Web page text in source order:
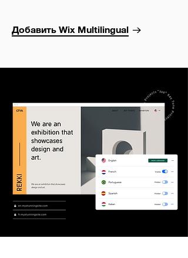
Добавить Wix Multilingual